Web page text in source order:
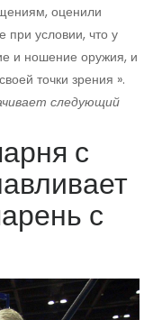
оценили
при условии, что у
и ношение оружия, и
точки зрения ».
следующий
с
с